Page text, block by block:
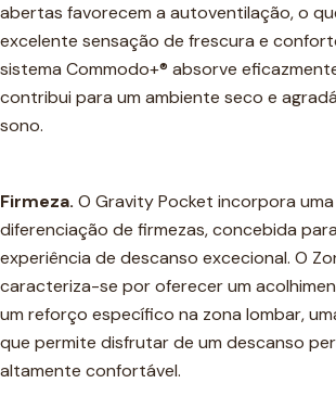
abertas favorecem a autoventilação, o
excelente sensação de frescura e
sistema Commodo+® absorve
contribui para um ambiente seco e
sono.
Firmeza. O Gravity Pocket incorpora
diferenciação de firmezas, concebida
experiência de descanso excecional. O
caracteriza-se por oferecer um
um reforço específico na zona lombar,
que permite disfrutar de um descanso
altamente confortável.